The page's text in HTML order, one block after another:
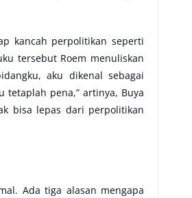
kancah perpolitikan seperti
tersebut Roem menuliskan
aku dikenal sebagai
pena,” artinya, Buya
bisa lepas dari perpolitikan
Ada tiga alasan mengapa